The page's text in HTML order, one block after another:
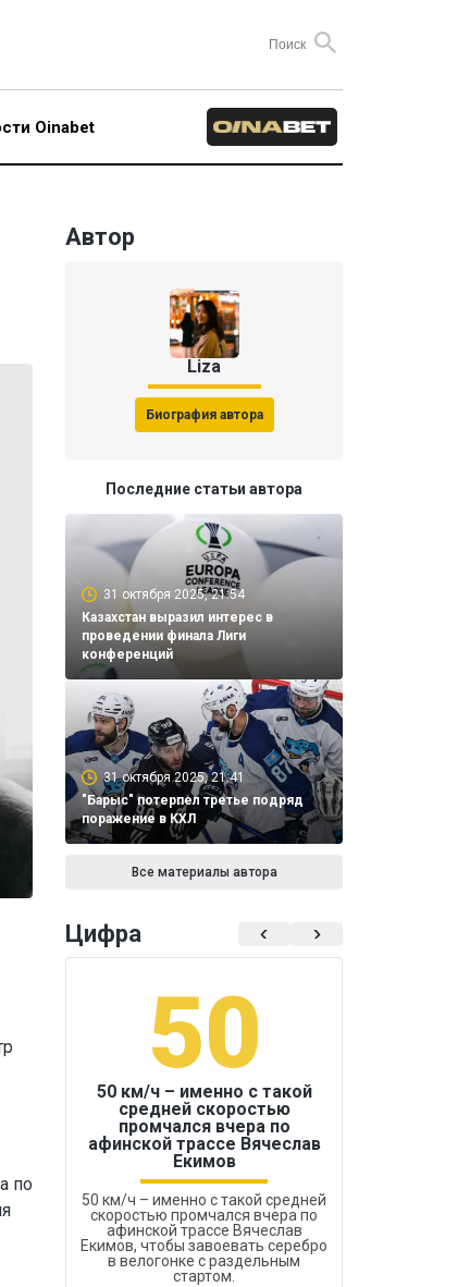
Oinabet
по
Автор
Liza
Биография автора
Последние статьи автора
31 октября 2025, 21:54
Казахстан выразил интерес в
проведении финала Лиги
конференций
31 октября 2025, 21:41
"Барыс" потерпел третье подряд
поражение в КХЛ
Все материалы автора
Цифра
50
50 км/ч – именно с такой
средней скоростью
промчался вчера по
афинской трассе Вячеслав
Екимов
50 км/ч – именно с такой средней
скоростью промчался вчера по
афинской трассе Вячеслав
Екимов, чтобы завоевать серебро
в велогонке с раздельным
стартом.